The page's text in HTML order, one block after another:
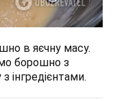
в яєчну масу.
борошно з
інгредієнтами.